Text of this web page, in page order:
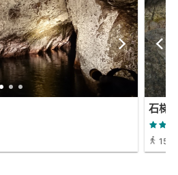
石梯
15 分